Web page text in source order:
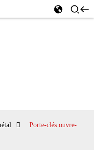
Porte-clés ouvre-